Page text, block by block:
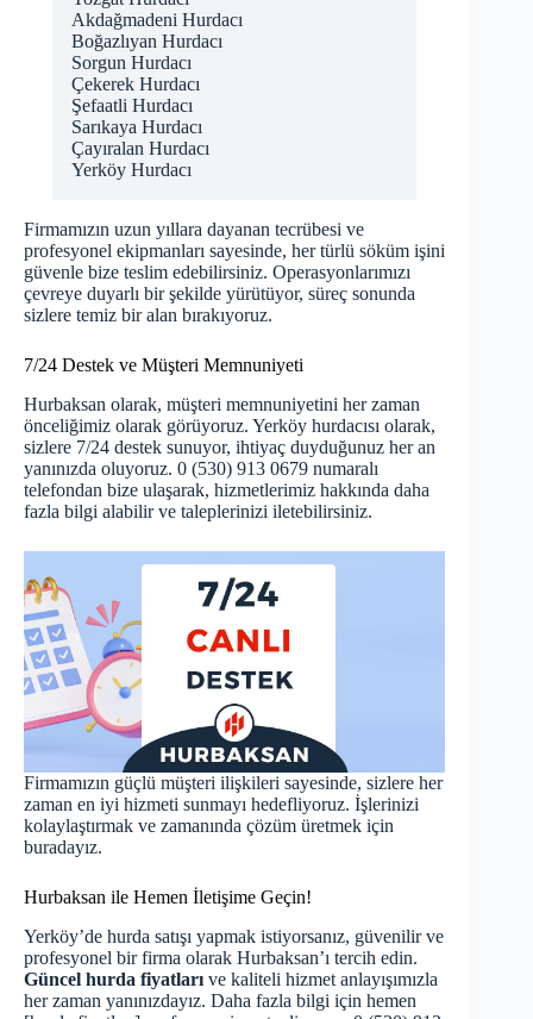
Akdağmadeni Hurdacı
Boğazlıyan Hurdacı
Sorgun Hurdacı
Çekerek Hurdacı
Şefaatli Hurdacı
Sarıkaya Hurdacı
Çayıralan Hurdacı
Yerköy Hurdacı
Firmamızın uzun yıllara dayanan tecrübesi ve
profesyonel ekipmanları sayesinde, her türlü söküm işini
güvenle bize teslim edebilirsiniz. Operasyonlarımızı
çevreye duyarlı bir şekilde yürütüyor, süreç sonunda
sizlere temiz bir alan bırakıyoruz.
7/24 Destek ve Müşteri Memnuniyeti
Hurbaksan olarak, müşteri memnuniyetini her zaman
önceliğimiz olarak görüyoruz. Yerköy hurdacısı olarak,
sizlere 7/24 destek sunuyor, ihtiyaç duyduğunuz her an
yanınızda oluyoruz. 0 (530) 913 0679 numaralı
telefondan bize ulaşarak, hizmetlerimiz hakkında daha
fazla bilgi alabilir ve taleplerinizi iletebilirsiniz.
Firmamızın güçlü müşteri ilişkileri sayesinde, sizlere her
zaman en iyi hizmeti sunmayı hedefliyoruz. İşlerinizi
kolaylaştırmak ve zamanında çözüm üretmek için
buradayız.
Hurbaksan ile Hemen İletişime Geçin!
Yerköy’de hurda satışı yapmak istiyorsanız, güvenilir ve
profesyonel bir firma olarak Hurbaksan’ı tercih edin.
Güncel hurda fiyatları ve kaliteli hizmet anlayışımızla
her zaman yanınızdayız. Daha fazla bilgi için hemen